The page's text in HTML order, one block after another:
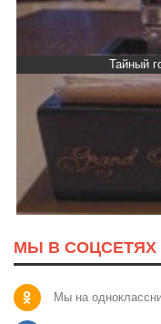
Тайный
МЫ В СОЦСЕТЯХ
Мы на